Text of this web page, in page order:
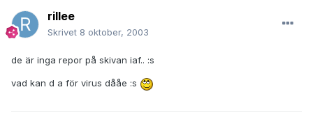
rillee
Skrivet 8 oktober, 2003
de är inga repor på skivan iaf.. :s
vad kan d a för virus dååe :s